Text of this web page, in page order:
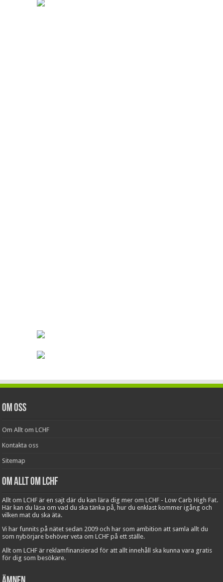
Om oss
Om Allt om LCHF
Kontakta oss
Sitemap
Om Allt om LCHF
Allt om LCHF är en sajt där du kan lära dig mer om LCHF - Low Carb High Fat.
Här kan du läsa om vad du ska tänka på, hur du enklast kommer igång och
vilken mat du ska äta.
Vi har funnits på nätet sedan 2009 och har som ambition att samla allt du
som nybörjare behöver veta om LCHF på ett ställe.
Allt om LCHF är reklamfinansierad för att allt innehåll ska kunna vara gratis
för dig som besökare.